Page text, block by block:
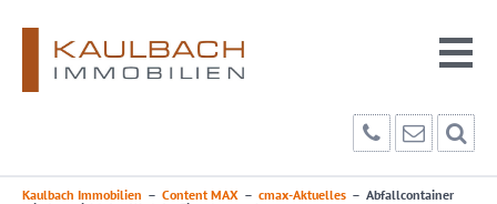
Kaulbach Immobilien – Content MAX – cmax-Aktuelles – Abfallcontainer